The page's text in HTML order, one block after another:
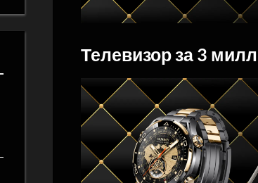
Телевизор за 3
Posted
on
01.04.2024
naslili